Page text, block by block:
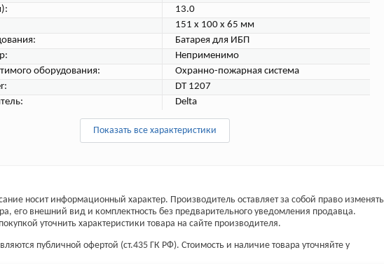
13.0
151 х 100 х 65 мм
Батарея для ИБП
Неприменимо
оборудования:
Охранно-пожарная система
DT 1207
Delta
Показать все характеристики
носит информационный характер. Производитель оставляет за собой право изменять
его внешний вид и комплектность без предварительного уведомления продавца.
уточнить характеристики товара на сайте производителя.
публичной офертой (ст.435 ГК РФ). Стоимость и наличие товара уточняйте у